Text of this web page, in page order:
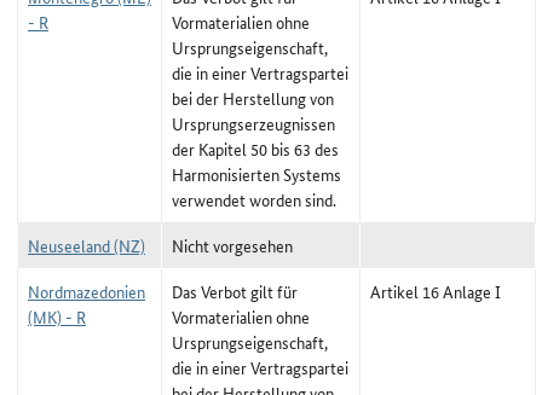
- R
Vormaterialien ohne
Ursprungseigenschaft,
die in einer Vertragspartei
bei der Herstellung von
Ursprungserzeugnissen
der Kapitel 50 bis 63 des
Harmonisierten Systems
verwendet worden sind.
Neuseeland (NZ)
Nicht vorgesehen
Nordmazedonien
(MK) - R
Das Verbot gilt für
Vormaterialien ohne
Ursprungseigenschaft,
die in einer Vertragspartei
Artikel 16 Anlage I